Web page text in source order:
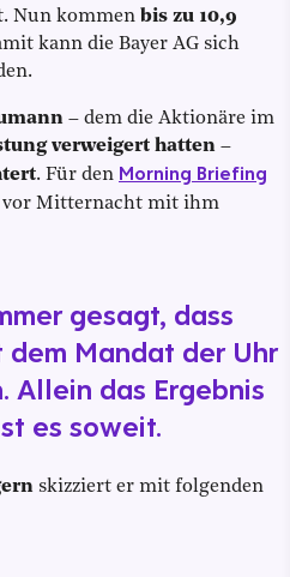
Nun kommen bis zu 10,9
kann die Bayer AG sich
– dem die Aktionäre im
verweigert hatten –
. Für den Morning Briefing
vor Mitternacht mit ihm
gesagt, dass
dem Mandat der Uhr
Allein das Ergebnis
es soweit.
skizziert er mit folgenden